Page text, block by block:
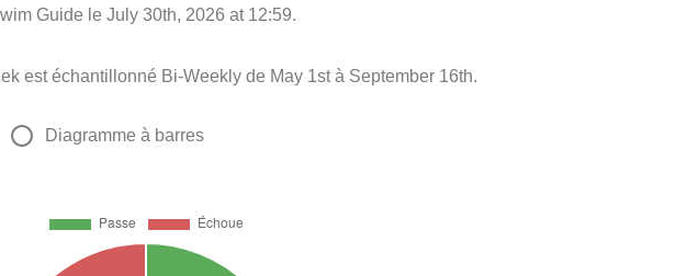
Guide le July 30th, 2026 at 12:59.
est échantillonné Bi-Weekly de May 1st à September 16th.
Diagramme à barres